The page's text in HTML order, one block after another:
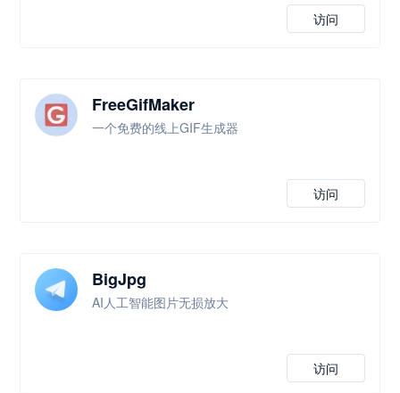
访问
FreeGifMaker
一个免费的线上GIF生成器
访问
BigJpg
AI人工智能图片无损放大
访问